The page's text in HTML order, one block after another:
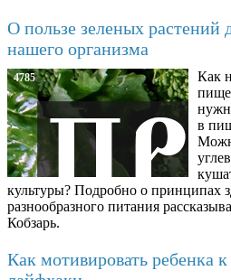
О пользе зеленых растений
нашего организма
4785
Как
в
культуры? Подробно о принципах
разнообразного питания
Кобзарь.
Как мотивировать ребенка